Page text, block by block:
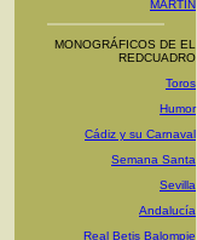
MARTÍN
MONOGRÁFICOS DE EL
REDCUADRO
Toros
Humor
Cádiz y su Carnaval
Semana Santa
Sevilla
Andalucía
Real Betis Balompie